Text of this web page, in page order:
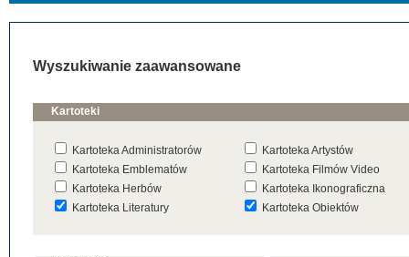
Wyszukiwanie zaawansowane
Kartoteki
Kartoteka Administratorów
Kartoteka Artystów
Kartoteka Emblematów
Kartoteka Filmów Video
Kartoteka Herbów
Kartoteka Ikonograficzna
Kartoteka Literatury
Kartoteka Obiektów